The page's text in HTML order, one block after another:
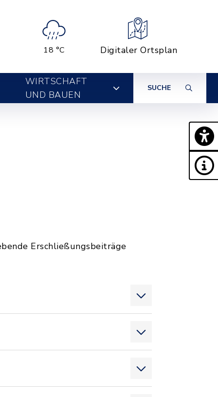
18 °C Digitaler Ortsplan
WIRTSCHAFT
UND BAUEN
SUCHE
Erschließungsbeiträge